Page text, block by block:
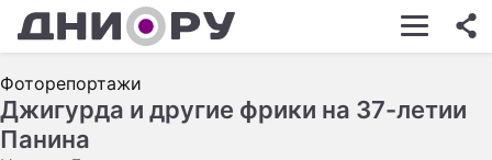
ШОУ-БИЗНЕС
Фоторепортажи
Джигурда и другие фрики на 37-летии
Панина